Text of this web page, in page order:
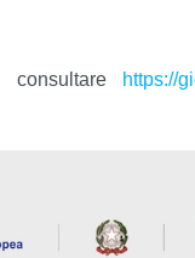
consultare
https://